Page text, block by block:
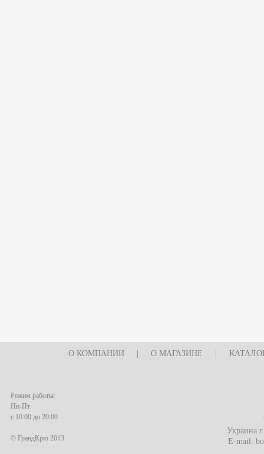
О КОМПАНИИ О МАГАЗИНЕ
Режим работы:
Пн-Пт
с 10:00 до 20:00
© ГрандКрю 2013
Украина
E-mail: